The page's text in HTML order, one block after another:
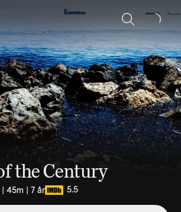
Sök
the Century
| 45m | 7 år 5.5